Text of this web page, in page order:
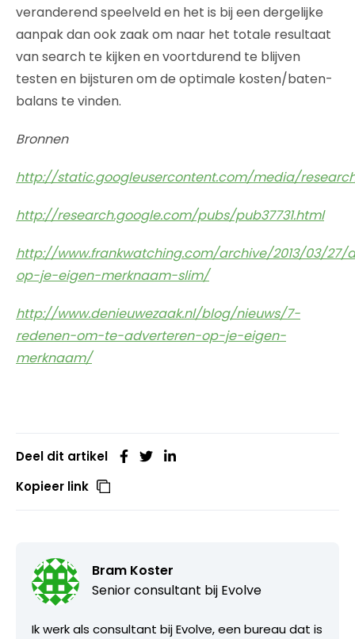
veranderend speelveld en het is bij een dergelijke
aanpak dan ook zaak om naar het totale resultaat
van search te kijken en voortdurend te blijven
testen en bijsturen om de optimale kosten/baten-
balans te vinden.
Bronnen
http://static.googleusercontent.com/media/
http://research.google.com/pubs/pub37731.html
http://www.frankwatching.com/archive/2013/03/27/
op-je-eigen-merknaam-slim/
http://www.denieuwezaak.nl/blog/nieuws/7-
redenen-om-te-adverteren-op-je-eigen-
merknaam/
Deel dit artikel
Kopieer link
Bram Koster
Senior consultant bij Evolve
Ik werk als consultant bij Evolve, een bureau dat is